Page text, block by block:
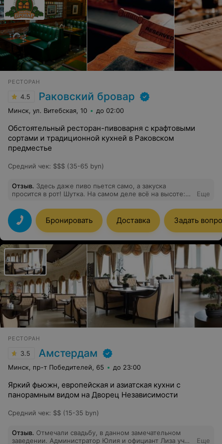
РЕСТОРАН
4.5 Раковский бровар
Минск, ул. Витебская, 10 до 02:00
Обстоятельный ресторан-пивоварня с крафтовыми
сортами и традиционной кухней в Раковском
предместье
Средний чек: $$$ (35-65 byn)
Отзыв. Здесь даже пиво пьется само, а закуска
просится в рот! Шутка. На самом деле всё на высоте:
посоветовали именно то, что я люблю. Ушли
счастливые, слегка пьяные и очень сытые. Если хотите
знать, что такое "живое пиво" — вам сюда. 10 из 10!
Еще
Бронировать Доставка Задать
РЕСТОРАН
3.5 Амстердам
Минск, пр-т Победителей, 65 до 23:00
Яркий фьюжн, европейская и азиатская кухни с
панорамным видом на Дворец Независимости
Средний чек: $$ (15-35 byn)
Отзыв. Отмечали свадьбу, в данном замечательном
заведении. Администратор Юлия и официант Лиза учли
Еще